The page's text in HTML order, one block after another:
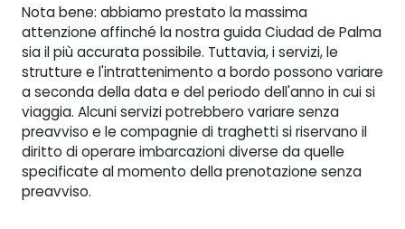
Nota bene: abbiamo prestato la massima
attenzione affinché la nostra guida Ciudad de Palma
sia il più accurata possibile. Tuttavia, i servizi, le
strutture e l'intrattenimento a bordo possono variare
a seconda della data e del periodo dell'anno in cui si
viaggia. Alcuni servizi potrebbero variare senza
preavviso e le compagnie di traghetti si riservano il
diritto di operare imbarcazioni diverse da quelle
specificate al momento della prenotazione senza
preavviso.